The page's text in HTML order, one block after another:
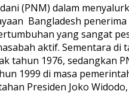
(PNM) dalam
Bangladesh
yang sangat
aktif. Sementara
tahun 1976, sedangkan
1999 di masa
Presiden Joko